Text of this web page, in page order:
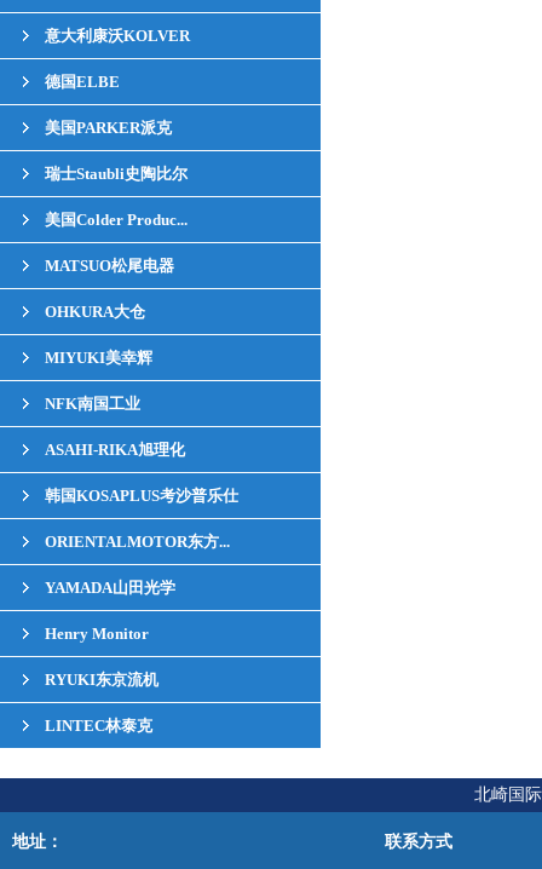
意大利康沃KOLVER
德国ELBE
美国PARKER派克
瑞士Staubli史陶比尔
美国Colder Produc...
MATSUO松尾电器
OHKURA大仓
MIYUKI美幸辉
NFK南国工业
ASAHI-RIKA旭理化
韩国KOSAPLUS考沙普乐仕
ORIENTALMOTOR东方...
YAMADA山田光学
Henry Monitor
RYUKI东京流机
LINTEC林泰克
北崎国
地址： 联系方式